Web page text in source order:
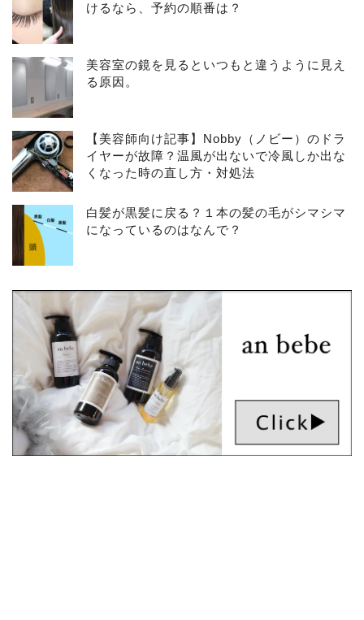
けるなら、予約の順番は？
美容室の鏡を見るといつもと違うように見え
る原因。
【美容師向け記事】Nobby（ノビー）のドラ
イヤーが故障？温風が出ないで冷風しか出な
くなった時の直し方・対処法
白髪が黒髪に戻る？１本の髪の毛がシマシマ
になっているのはなんで？